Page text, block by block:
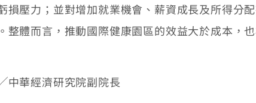
損壓力；並對增加就業機會、薪資成長及所得分
整體而言，推動國際健康園區的效益大於成本，
中華經濟研究院副院長